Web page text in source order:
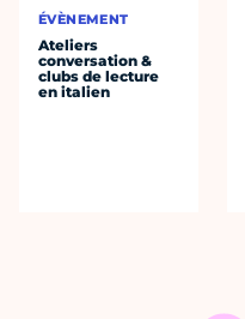
ÉVÈNEMENT
Ateliers
conversation &
clubs de lecture
en italien